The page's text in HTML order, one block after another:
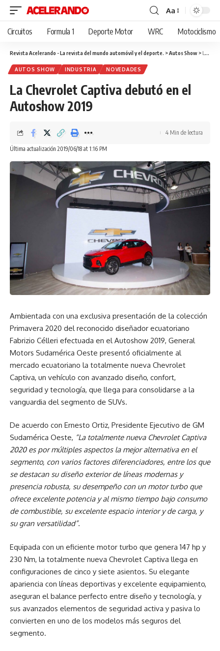
Cambiar
tamaño
fuente
Aa
Circuitos Formula 1 Deporte Motor WRC Motociclismo
Revista Acelerando - La revista del mundo automóvil y el deporte. >Autos Show >La Chevrolet Captiva debutó en el Autoshow 2019
AUTOS SHOW INDUSTRIA NOVEDADES
La Chevrolet Captiva debutó en el
Autoshow 2019
Última actualización 2019/06/18 at 1:16 PM
4 Min de lectura
Ambientada con una exclusiva presentación de la colección
Primavera 2020 del reconocido diseñador ecuatoriano
Fabrizio Célleri efectuada en el Autoshow 2019, General
Motors Sudamérica Oeste presentó oficialmente al
mercado ecuatoriano la totalmente nueva Chevrolet
Captiva, un vehículo con avanzado diseño, confort,
seguridad y tecnología, que llega para consolidarse a la
vanguardia del segmento de SUVs.
De acuerdo con Ernesto Ortiz, Presidente Ejecutivo de GM
Sudamérica Oeste, “La totalmente nueva Chevrolet Captiva
2020 es por múltiples aspectos la mejor alternativa en el
segmento, con varios factores diferenciadores, entre los que
se destacan su diseño exterior de líneas modernas y
presencia robusta, su desempeño con un motor turbo que
ofrece excelente potencia y al mismo tiempo bajo consumo
de combustible, su excelente espacio interior y de carga, y
su gran versatilidad”.
Equipada con un eficiente motor turbo que genera 147 hp y
230 Nm, la totalmente nueva Chevrolet Captiva llega en
configuraciones de cinco y siete asientos. Su elegante
apariencia con líneas deportivas y excelente equipamiento,
aseguran el balance perfecto entre diseño y tecnología, y
sus avanzados elementos de seguridad activa y pasiva lo
convierten en uno de los modelos más seguros del
segmento.